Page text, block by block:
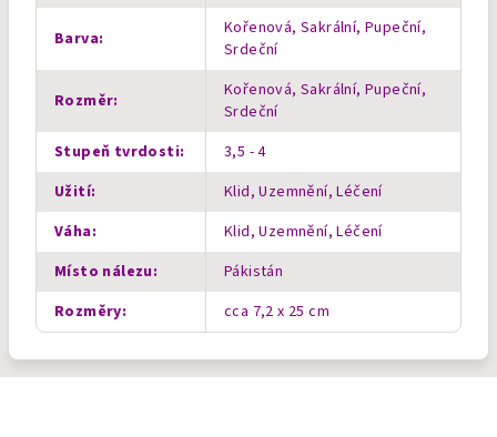
Barva:
Kořenová, Sakrální, Pupeční,
Srdeční
Rozměr:
Kořenová, Sakrální, Pupeční,
Srdeční
Stupeň tvrdosti:
3,5 - 4
Užití:
Klid, Uzemnění, Léčení
Váha:
Klid, Uzemnění, Léčení
Místo nálezu:
Pákistán
Rozměry: cca 7,2 x 25 cm